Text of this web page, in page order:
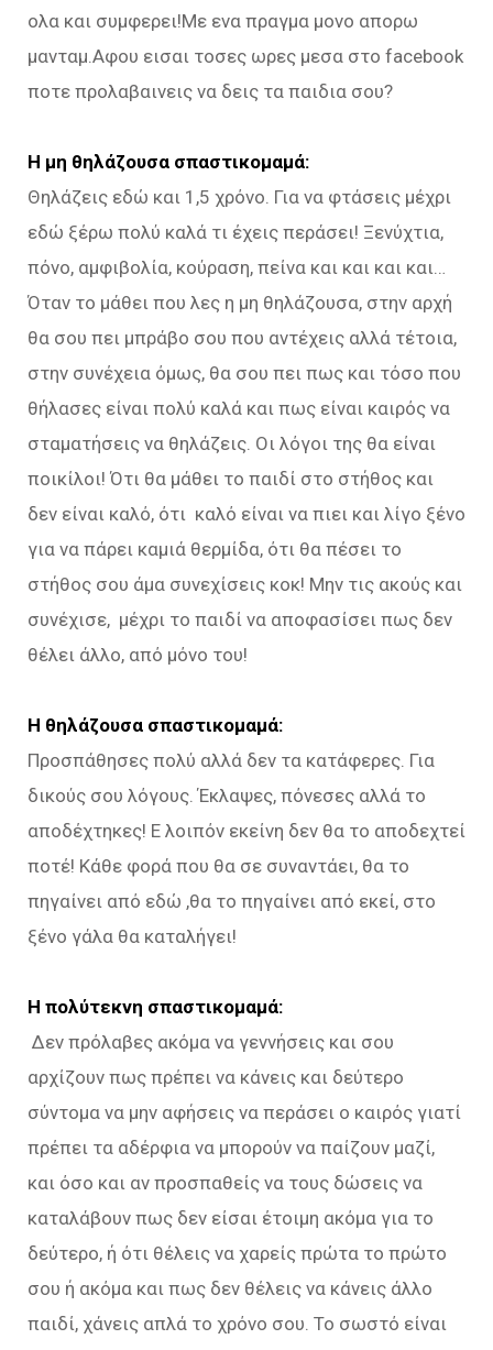
ολα και συμφερει!Με ενα πραγμα μονο απορω
μανταμ.Αφου εισαι τοσες ωρες μεσα στο facebook
ποτε προλαβαινεις να δεις τα παιδια σου?
Η μη θηλάζουσα σπαστικομαμά:
Θηλάζεις εδώ και 1,5 χρόνο. Για να φτάσεις μέχρι
εδώ ξέρω πολύ καλά τι έχεις περάσει! Ξενύχτια,
πόνο, αμφιβολία, κούραση, πείνα και και και και…
Όταν το μάθει που λες η μη θηλάζουσα, στην αρχή
θα σου πει μπράβο σου που αντέχεις αλλά τέτοια,
στην συνέχεια όμως, θα σου πει πως και τόσο που
θήλασες είναι πολύ καλά και πως είναι καιρός να
σταματήσεις να θηλάζεις. Οι λόγοι της θα είναι
ποικίλοι! Ότι θα μάθει το παιδί στο στήθος και
δεν είναι καλό, ότι καλό είναι να πιει και λίγο ξένο
για να πάρει καμιά θερμίδα, ότι θα πέσει το
στήθος σου άμα συνεχίσεις κοκ! Μην τις ακούς και
συνέχισε, μέχρι το παιδί να αποφασίσει πως δεν
θέλει άλλο, από μόνο του!
Η θηλάζουσα σπαστικομαμά:
Προσπάθησες πολύ αλλά δεν τα κατάφερες. Για
δικούς σου λόγους. Έκλαψες, πόνεσες αλλά το
αποδέχτηκες! Ε λοιπόν εκείνη δεν θα το αποδεχτεί
ποτέ! Κάθε φορά που θα σε συναντάει, θα το
πηγαίνει από εδώ ,θα το πηγαίνει από εκεί, στο
ξένο γάλα θα καταλήγει!
Η πολύτεκνη σπαστικομαμά:
Δεν πρόλαβες ακόμα να γεννήσεις και σου
αρχίζουν πως πρέπει να κάνεις και δεύτερο
σύντομα να μην αφήσεις να περάσει ο καιρός γιατί
πρέπει τα αδέρφια να μπορούν να παίζουν μαζί,
και όσο και αν προσπαθείς να τους δώσεις να
καταλάβουν πως δεν είσαι έτοιμη ακόμα για το
δεύτερο, ή ότι θέλεις να χαρείς πρώτα το πρώτο
σου ή ακόμα και πως δεν θέλεις να κάνεις άλλο
παιδί, χάνεις απλά το χρόνο σου. Το σωστό είναι